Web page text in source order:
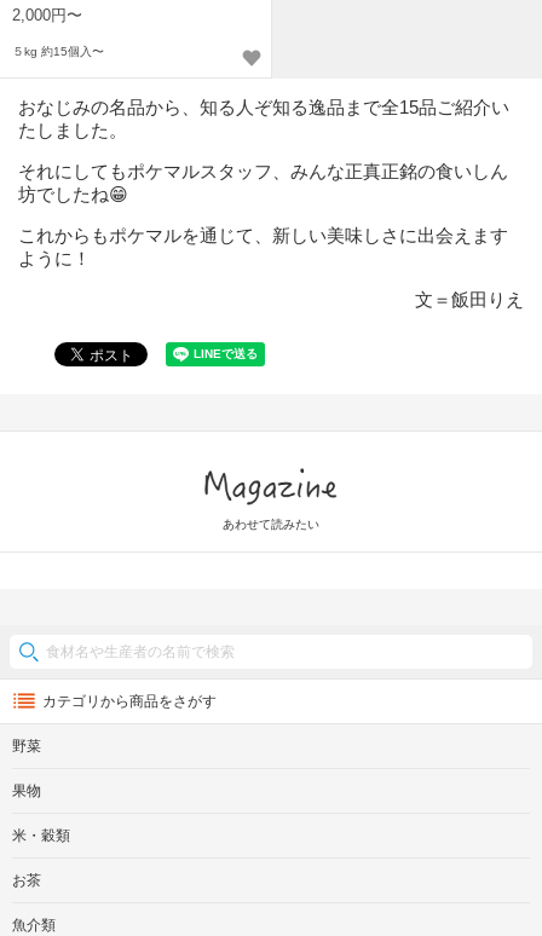
2,000円〜
５kg 約15個入〜
おなじみの名品から、知る人ぞ知る逸品まで全15品ご紹介い
たしました。
それにしてもポケマルスタッフ、みんな正真正銘の食いしん
坊でしたね😁
これからもポケマルを通じて、新しい美味しさに出会えます
ように！
文＝飯田りえ
あわせて読みたい
カテゴリから商品をさがす
野菜
果物
米・穀類
お茶
魚介類